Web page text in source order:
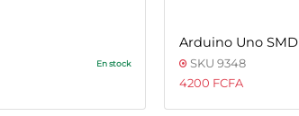
En stock
Arduino Uno SMD
SKU 9348
4200 FCFA